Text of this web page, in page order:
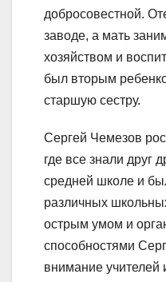
добросовестной.
заводе, а мать
хозяйством и
был вторым
старшую сестру.
Сергей Чемезов
где все знали друг
средней школе и
различных
острым умом и
способностями
внимание учителей